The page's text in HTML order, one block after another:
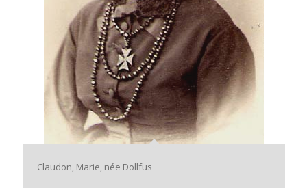
Claudon, Marie, née Dollfus